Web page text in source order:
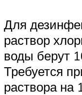
Для
раствор
воды берут
Требуется
раствора на